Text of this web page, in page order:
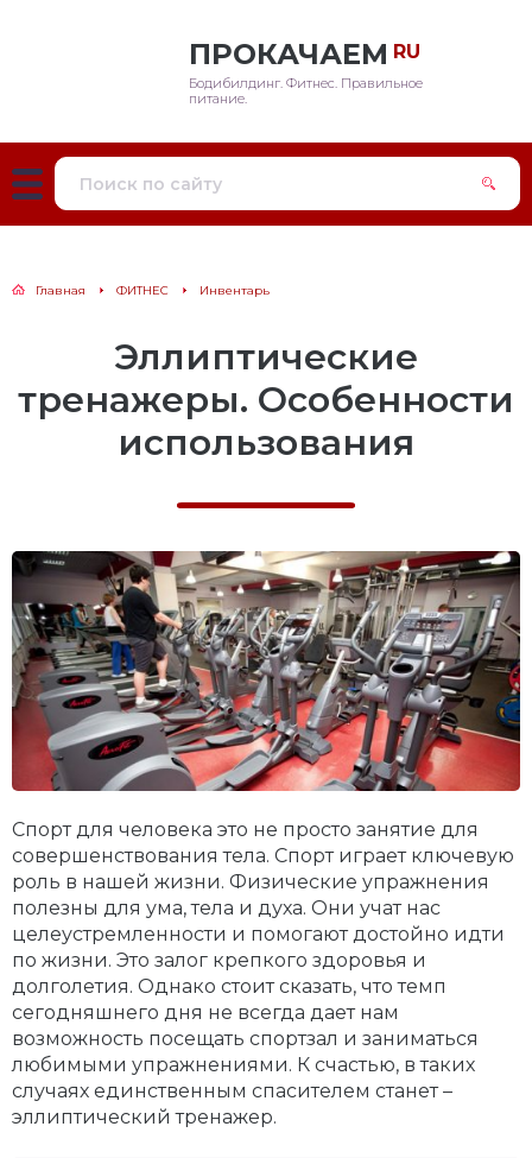
ПРОКАЧАЕМ RU
Бодибилдинг. Фитнес. Правильное
питание.
Главная ФИТНЕС Инвентарь
Эллиптические
тренажеры. Особенности
использования
Спорт для человека это не просто занятие для
совершенствования тела. Спорт играет ключевую
роль в нашей жизни. Физические упражнения
полезны для ума, тела и духа. Они учат нас
целеустремленности и помогают достойно идти
по жизни. Это залог крепкого здоровья и
долголетия. Однако стоит сказать, что темп
сегодняшнего дня не всегда дает нам
возможность посещать спортзал и заниматься
любимыми упражнениями. К счастью, в таких
случаях единственным спасителем станет –
эллиптический тренажер.
питание
питание
и направления